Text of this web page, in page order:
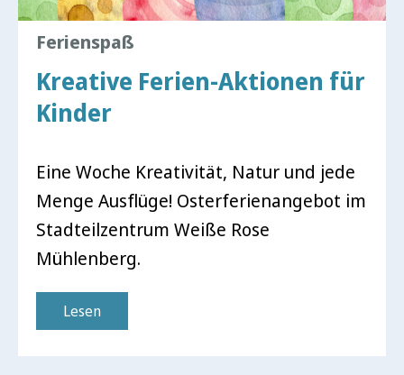
Ferienspaß
Kreative Ferien-Aktionen für
Kinder
Eine Woche Kreativität, Natur und jede
Menge Ausflüge! Osterferienangebot im
Stadteilzentrum Weiße Rose
Mühlenberg.
Lesen